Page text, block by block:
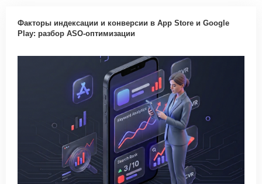
Факторы индексации и конверсии в App Store и Google
Play: разбор ASO-оптимизации